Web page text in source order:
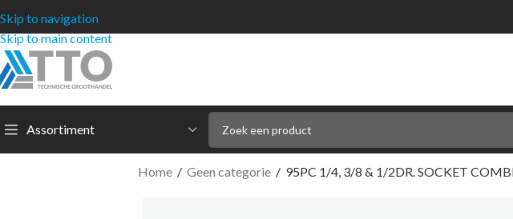
Skip to navigation
Skip to main content
Assortiment
Home / Geen categorie / 95PC 1/4, 3/8 & 1/2DR. SOCKET